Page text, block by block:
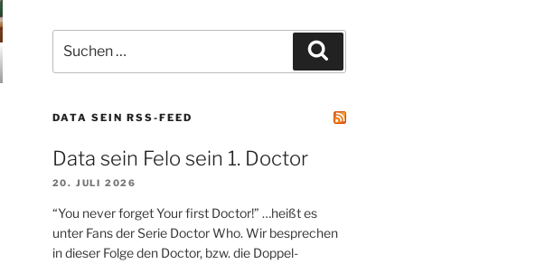
nach:
DATA SEIN RSS-FEED
Data sein Felo sein 1. Doctor
20. JULI 2026
“You never forget Your first Doctor!” …heißt es
unter Fans der Serie Doctor Who. Wir besprechen
in dieser Folge den Doctor, bzw. die Doppel-